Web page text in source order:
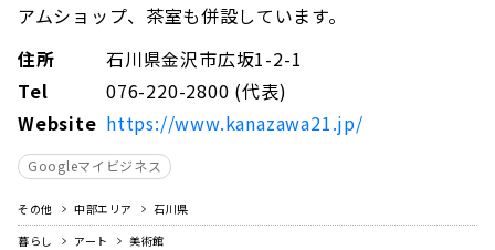
アムショップ、茶室も併設しています。
住所
石川県金沢市広坂1-2-1
Tel
076-220-2800 (代表)
Website https://www.kanazawa21.jp/
Googleマイビジネス
その他 中部エリア
石川県
暮らし
アート 美術館